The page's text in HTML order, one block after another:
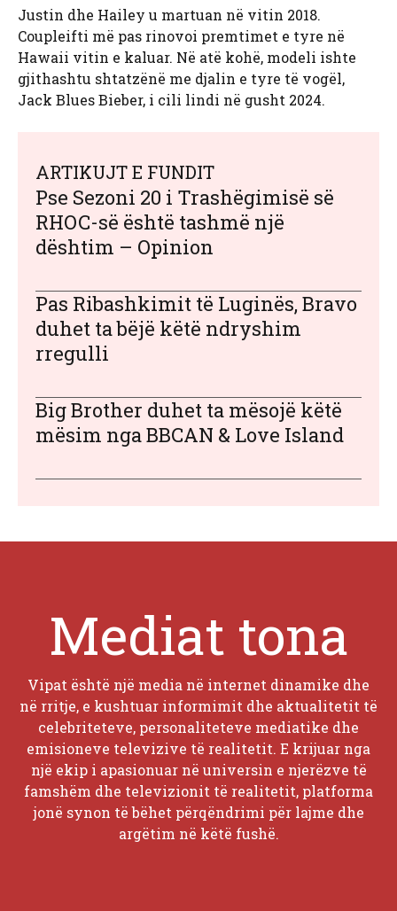
Justin dhe Hailey u martuan në vitin 2018.
Coupleifti më pas rinovoi premtimet e tyre në
Hawaii vitin e kaluar. Në atë kohë, modeli ishte
gjithashtu shtatzënë me djalin e tyre të vogël,
Jack Blues Bieber, i cili lindi në gusht 2024.
ARTIKUJT E FUNDIT
Pse Sezoni 20 i Trashëgimisë së
RHOC-së është tashmë një
dështim – Opinion
Pas Ribashkimit të Luginës, Bravo
duhet ta bëjë këtë ndryshim
rregulli
Big Brother duhet ta mësojë këtë
mësim nga BBCAN & Love Island
Mediat tona
Vipat është një media në internet dinamike dhe
në rritje, e kushtuar informimit dhe aktualitetit të
celebriteteve, personaliteteve mediatike dhe
emisioneve televizive të realitetit. E krijuar nga
një ekip i apasionuar në universin e njerëzve të
famshëm dhe televizionit të realitetit, platforma
jonë synon të bëhet përqëndrimi për lajme dhe
argëtim në këtë fushë.